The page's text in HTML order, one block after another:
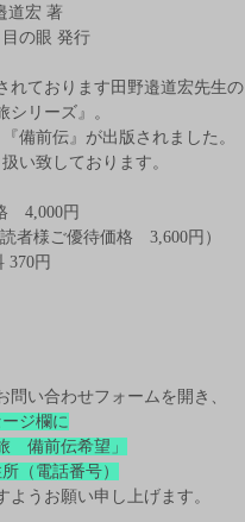
道宏 著
の眼 発行
れております田野邉道宏先生の
シリーズ』。
備前伝』が出版されました。
い致しております。
　4,000円
様ご優待価格　3,600円）
370円
い合わせフォームを開き、
ジ欄に
　備前伝希望」
（電話番号）
ようお願い申し上げます。